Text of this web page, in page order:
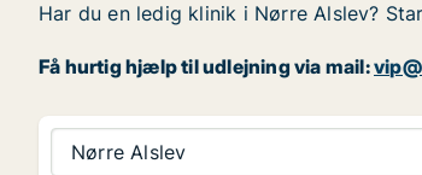
Har du en ledig klinik i Nørre Alslev?
Få hurtig hjælp til udlejning via mail:
Nørre Alslev